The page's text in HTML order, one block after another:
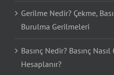
Gerilme Nedir? Çekme,
Burulma Gerilmeleri
Basınç Nedir? Basınç
Hesaplanır?